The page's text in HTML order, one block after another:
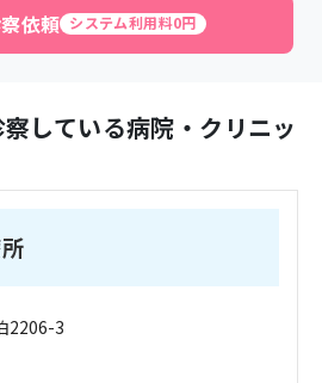
依頼 システム利用料0円
している病院・クリニッ
2206-3